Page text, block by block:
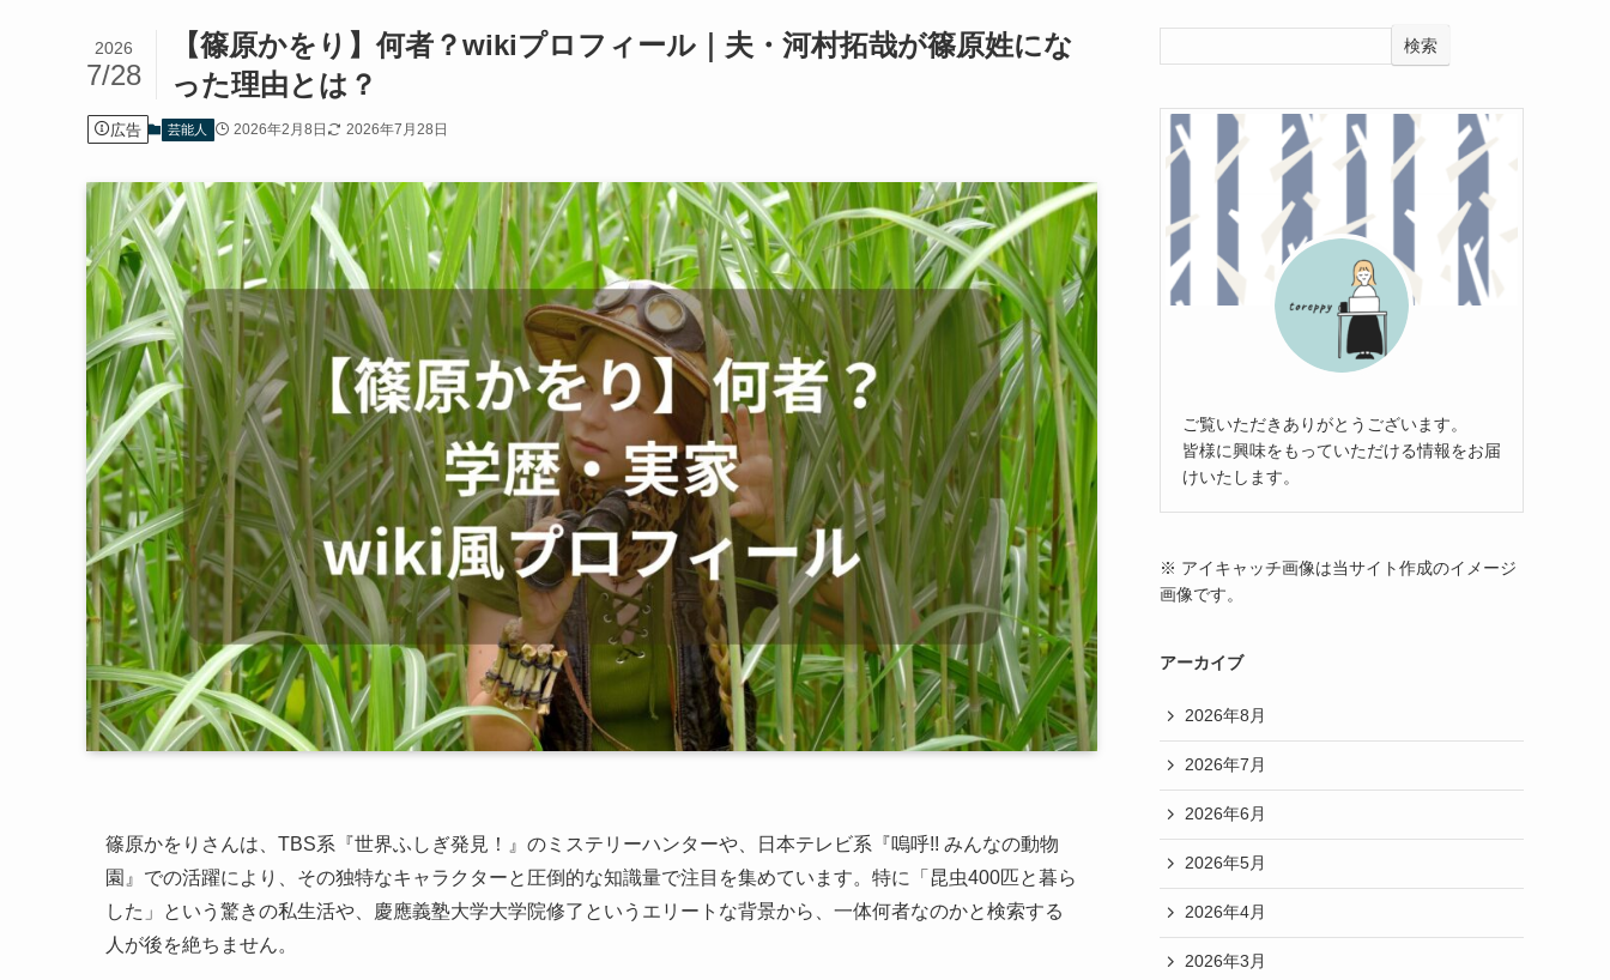
【篠原かをり】何者？wikiプロフィール｜夫・河村拓哉が篠原姓にな
った理由とは？
2026
7/28
広告 芸能人 2026年2月8日 2026年7月28日
篠原かをりさんは、TBS系『世界ふしぎ発見！』のミステリーハンターや、日本テレビ系『嗚呼!! みんなの動物
園』での活躍により、その独特なキャラクターと圧倒的な知識量で注目を集めています。特に「昆虫400匹と暮ら
した」という驚きの私生活や、慶應義塾大学大学院修了というエリートな背景から、一体何者なのかと検索する
人が後を絶ちません。
検索
ご覧いただきありがとうございます。
皆様に興味をもっていただける情報をお届
けいたします。
※ アイキャッチ画像は当サイト作成のイメージ
画像です。
アーカイブ
2026年8月
2026年7月
2026年6月
2026年5月
2026年4月
2026年3月